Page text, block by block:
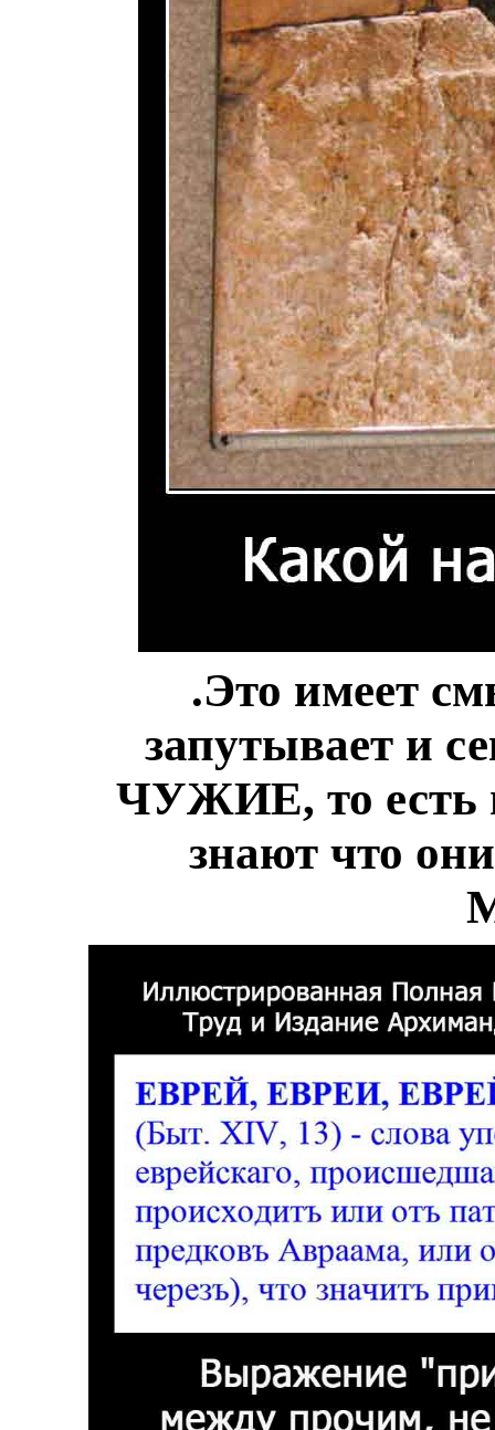
.Это имеет
запутывает и
ЧУЖИЕ, то есть
знают что